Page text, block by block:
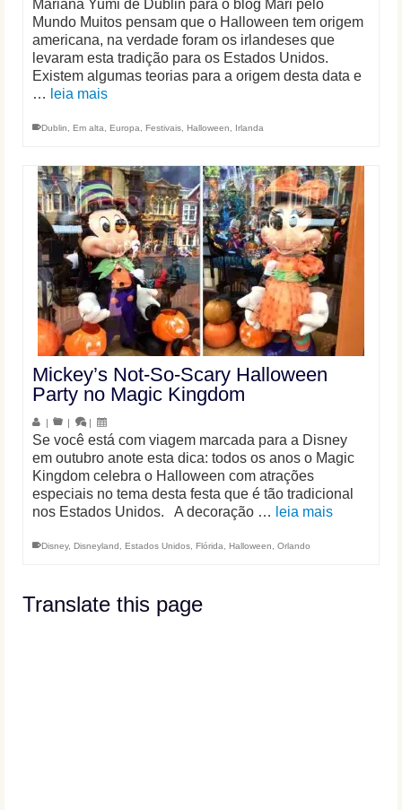
Mariana Yumi de Dublin para o blog Mari pelo
Mundo Muitos pensam que o Halloween tem origem
americana, na verdade foram os irlandeses que
levaram esta tradição para os Estados Unidos.
Existem algumas teorias para a origem desta data e
… leia mais
Dublin Em alta Europa Festivais Halloween Irlanda
Mickey’s Not-So-Scary Halloween
Party no Magic Kingdom
| | |
Se você está com viagem marcada para a Disney
em outubro anote esta dica: todos os anos o Magic
Kingdom celebra o Halloween com atrações
especiais no tema desta festa que é tão tradicional
nos Estados Unidos. A decoração … leia mais
Disney, Disneyland Estados Unidos Flórida Halloween Orlando
Translate this page